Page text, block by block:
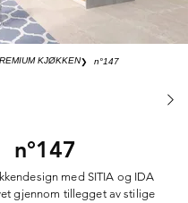
KJØKKEN❯ n°147
n°147
med SITIA og IDA
gjennom tillegget av stilige